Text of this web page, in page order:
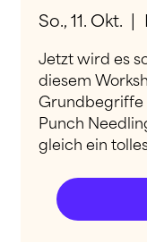
So., 11. Okt.
  |
Jetzt wird es
diesem
Grundbegriffe
Punch
gleich ein